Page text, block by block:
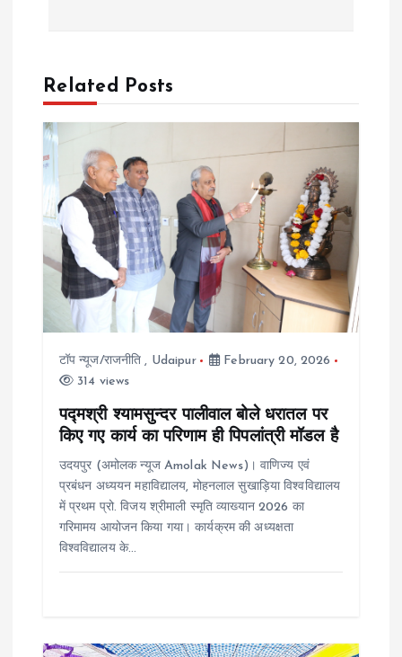
n
a
v
g
t
Related Posts
टॉप न्यूज/राजनीति , Udaipur
February 20, 2026
314 views
पद्मश्री श्यामसुन्दर पालीवाल बोले धरातल पर
किए गए कार्य का परिणाम ही पिपलांत्री मॉडल है
उदयपुर (अमोलक न्यूज Amolak News)। वाणिज्य एवं
प्रबंधन अध्ययन महाविद्यालय, मोहनलाल सुखाड़िया विश्वविद्यालय
में प्रथम प्रो. विजय श्रीमाली स्मृति व्याख्यान 2026 का
गरिमामय आयोजन किया गया। कार्यक्रम की अध्यक्षता
विश्वविद्यालय के…